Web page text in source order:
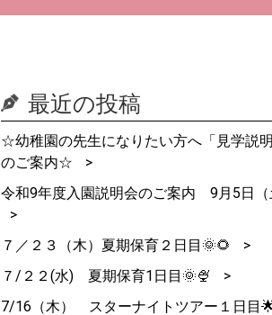
最近の投稿
☆幼稚園の先生になりたい方へ「見学説
のご案内☆
令和9年度入園説明会のご案内 9月5日（
７／２３（木）夏期保育２日目🌞🌻
７/２２(水) 夏期保育1日目🌞🍨
7/16（木） スターナイトツアー１日目